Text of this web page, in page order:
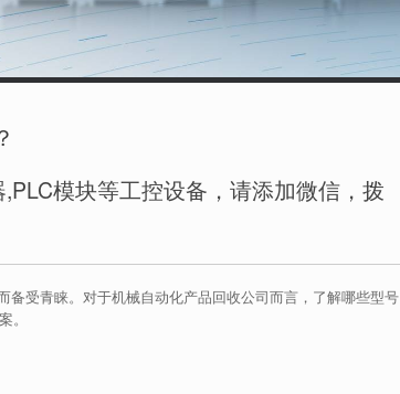
模块等工控设备，请添加微信，拨
受青睐。对于机械自动化产品回收公司而言，了解哪些型号
。